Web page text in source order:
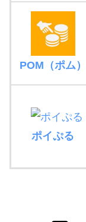
POM（ポム）
ポイぷる